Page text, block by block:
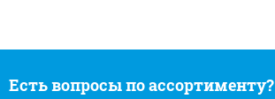
Есть вопросы по ассортименту?